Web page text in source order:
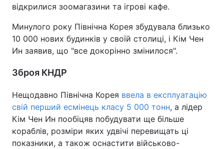
відкрилися зоомагазини та ігрові кафе.
Минулого року Північна Корея збудувала близько
10 000 нових будинків у своїй столиці, і Кім Чен
Ин заявив, що "все докорінно змінилося".
Зброя КНДР
Нещодавно Північна Корея ввела в експлуатацію
свій перший есмінець класу 5 000 тонн, а лідер
Кім Чен Ин пообіцяв побудувати ще більше
кораблів, розміри яких удвічі перевищать ці
показники, а також оснастити військово-